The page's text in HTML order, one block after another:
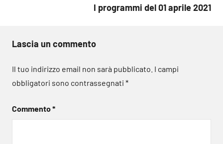
I programmi del 01 aprile 2021
Lascia un commento
Il tuo indirizzo email non sarà pubblicato. I campi
obbligatori sono contrassegnati *
Commento*